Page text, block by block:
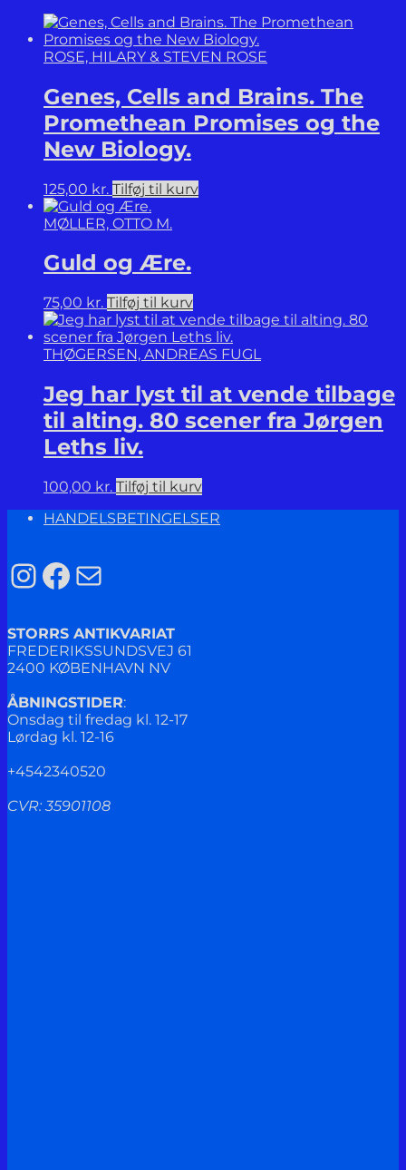
Human
Rights.
ROSE, HILARY & STEVEN ROSE
Genes, Cells and Brains. The
Promethean Promises og the
New Biology.
125,00 kr. Tilføj til kurv
MØLLER, OTTO M.
Guld og Ære.
75,00 kr. Tilføj til kurv
THØGERSEN, ANDREAS FUGL
Jeg har lyst til at vende tilbage
til alting. 80 scener fra Jørgen
Leths liv.
100,00 kr. Tilføj til kurv
HANDELSBETINGELSER
Instagram
Facebook
Mail
STORRS ANTIKVARIAT
FREDERIKSSUNDSVEJ 61
2400 KØBENHAVN NV
ÅBNINGSTIDER:
Onsdag til fredag kl. 12-17
Lørdag kl. 12-16
+4542340520
CVR: 35901108